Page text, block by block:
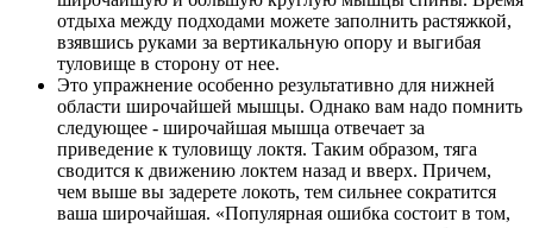
отдыха между подходами можете заполнить растяжкой,
взявшись руками за вертикальную опору и выгибая
туловище в сторону от нее.
Это упражнение особенно результативно для нижней
области широчайшей мышцы. Однако вам надо помнить
следующее - широчайшая мышца отвечает за
приведение к туловищу локтя. Таким образом, тяга
сводится к движению локтем назад и вверх. Причем,
чем выше вы задерете локоть, тем сильнее сократится
ваша широчайшая. «Популярная ошибка состоит в том,